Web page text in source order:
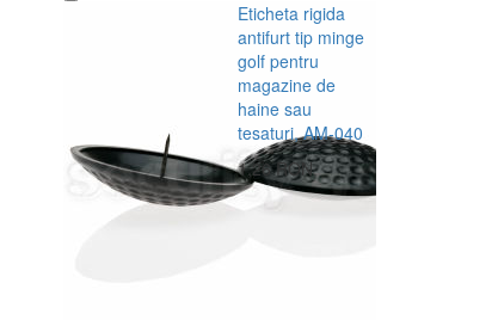
Eticheta rigida
antifurt tip minge
golf pentru
magazine de
haine sau
tesaturi, AM-040
1,26 RON